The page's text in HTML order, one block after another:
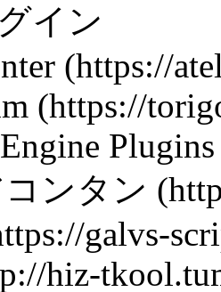
イン
(https://
Plugins
タン
galvs-